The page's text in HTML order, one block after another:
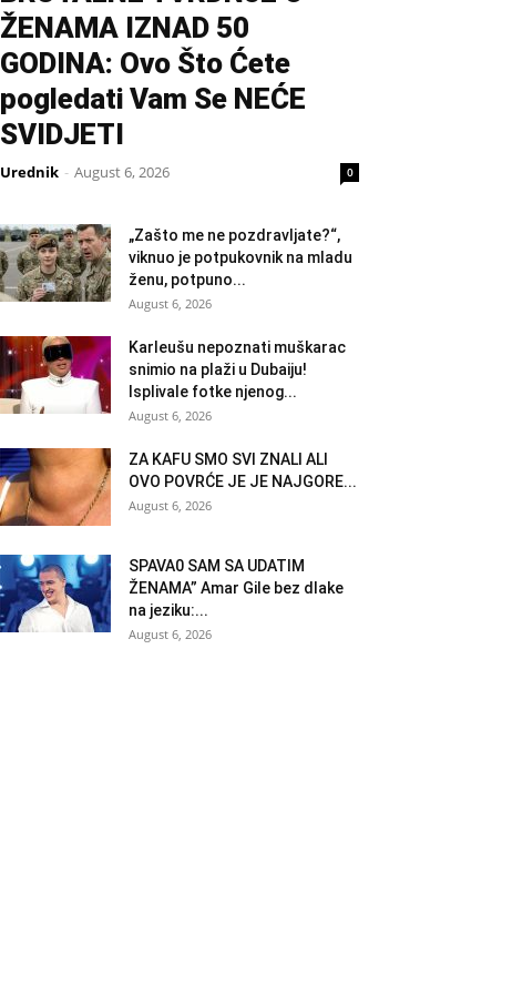
ŽENAMA IZNAD 50
GODINA: Ovo Što Ćete
pogledati Vam Se NEĆE
SVIDJETI
Urednik - August 6, 2026 0
„Zašto me ne pozdravljate?“,
viknuo je potpukovnik na mladu
ženu, potpuno...
August 6, 2026
Karleušu nepoznati muškarac
snimio na plaži u Dubaiju!
Isplivale fotke njenog...
August 6, 2026
ZA KAFU SMO SVI ZNALI ALI
OVO POVRĆE JE JE NAJGORE...
August 6, 2026
SPAVA0 SAM SA UDATIM
ŽENAMA” Amar Gile bez dlake
na jeziku:...
August 6, 2026